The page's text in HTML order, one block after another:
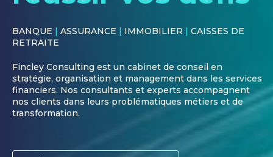
BANQUE | ASSURANCE | IMMOBILIER | CAISSES DE
RETRAITE
Fincley Consulting est un cabinet de conseil en
stratégie, organisation et management dans les services
financiers. Nos consultants et experts accompagnent
nos clients dans leurs problématiques métiers et de
transformation.